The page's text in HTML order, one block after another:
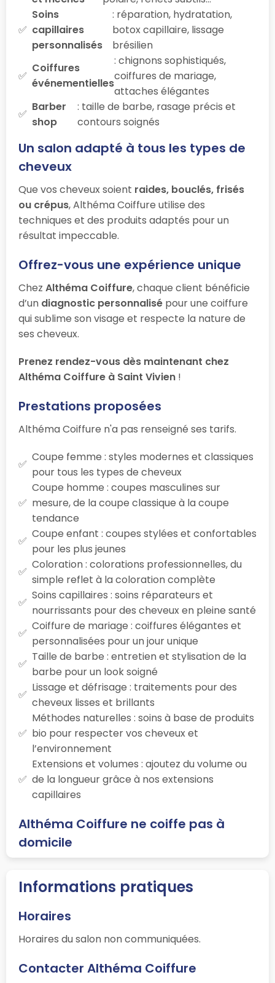
Soins
capillaires
personnalisés
: réparation, hydratation,
botox capillaire, lissage
brésilien
Coiffures
événementielles
: chignons sophistiqués,
coiffures de mariage,
attaches élégantes
Barber
shop
: taille de barbe, rasage précis et
contours soignés
Un salon adapté à tous les types de
cheveux
Que vos cheveux soient raides, bouclés, frisés
ou crépus, Althéma Coiffure utilise des
techniques et des produits adaptés pour un
résultat impeccable.
Offrez-vous une expérience unique
Chez Althéma Coiffure, chaque client bénéficie
d’un diagnostic personnalisé pour une coiffure
qui sublime son visage et respecte la nature de
ses cheveux.
Prenez rendez-vous dès maintenant chez
Althéma Coiffure à Saint Vivien !
Prestations proposées
Althéma Coiffure n'a pas renseigné ses tarifs.
Coupe femme : styles modernes et classiques
pour tous les types de cheveux
Coupe homme : coupes masculines sur
mesure, de la coupe classique à la coupe
tendance
Coupe enfant : coupes stylées et confortables
pour les plus jeunes
Coloration : colorations professionnelles, du
simple reflet à la coloration complète
Soins capillaires : soins réparateurs et
nourrissants pour des cheveux en pleine santé
Coiffure de mariage : coiffures élégantes et
personnalisées pour un jour unique
Taille de barbe : entretien et stylisation de la
barbe pour un look soigné
Lissage et défrisage : traitements pour des
cheveux lisses et brillants
Méthodes naturelles : soins à base de produits
bio pour respecter vos cheveux et
l’environnement
Extensions et volumes : ajoutez du volume ou
de la longueur grâce à nos extensions
capillaires
Althéma Coiffure ne coiffe pas à
domicile
Informations pratiques
Horaires
Horaires du salon non communiquées.
Contacter Althéma Coiffure